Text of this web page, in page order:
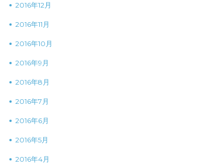
2016年12月
2016年11月
2016年10月
2016年9月
2016年8月
2016年7月
2016年6月
2016年5月
2016年4月